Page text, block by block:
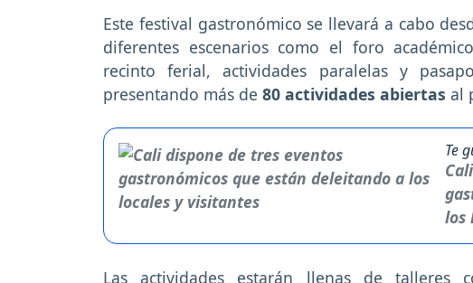
Este festival gastronómico se llevará a cabo
diferentes escenarios como el foro
recinto ferial, actividades paralelas y
presentando más de 80 actividades abiertas al
Te
los
Las actividades estarán llenas de talleres